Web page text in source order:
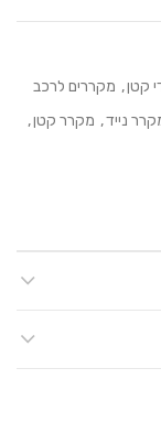
קטן, מקררים לרכב
נייד, מקרר קטן,